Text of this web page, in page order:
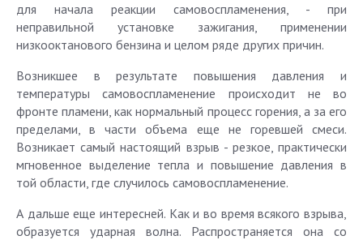
для начала реакции самовоспламенения, - при
неправильной установке зажигания, применении
низкооктанового бензина и целом ряде других причин.
Возникшее в результате повышения давления и
температуры самовоспламенение происходит не во
фронте пламени, как нормальный процесс горения, а за его
пределами, в части объема еще не горевшей смеси.
Возникает самый настоящий взрыв - резкое, практически
мгновенное выделение тепла и повышение давления в
той области, где случилось самовоспламенение.
А дальше еще интересней. Как и во время всякого взрыва,
образуется ударная волна. Распространяется она со